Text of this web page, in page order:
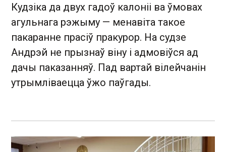
Кудзіка да двух гадоў калоніі ва ўмовах
агульнага рэжыму — менавіта такое
пакаранне прасіў пракурор. На судзе
Андрэй не прызнаў віну і адмовіўся ад
дачы паказанняў. Пад вартай вілейчанін
утрымліваецца ўжо паўгады.